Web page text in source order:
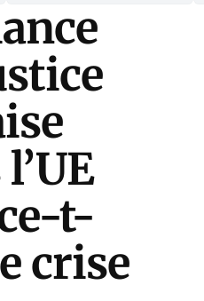
t-
crise